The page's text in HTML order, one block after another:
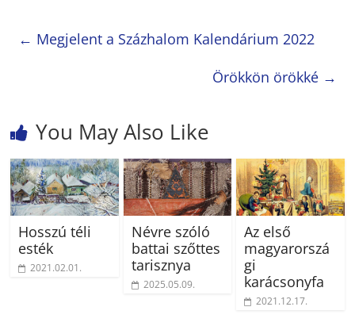
← Megjelent a Százhalom Kalendárium 2022
Örökkön örökké →
You May Also Like
Hosszú téli
esték
2021.02.01.
Névre szóló
battai szőttes
tarisznya
2025.05.09.
Az első
magyarorszá
gi
karácsonyfa
2021.12.17.